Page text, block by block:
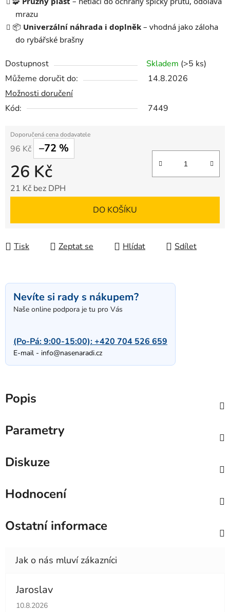
mrazu
📦 Univerzální náhrada i doplněk – vhodná jako záloha
do rybářské brašny
Dostupnost Skladem (>5 ks)
Můžeme doručit do:
14.8.2026
Možnosti doručení
Kód:
7449
96 Kč –72 %
26 Kč
21 Kč bez DPH
DO KOŠÍKU
Tisk Zeptat se Hlídat Sdílet
Nevíte si rady s nákupem?
Naše online podpora je tu pro Vás
(Po-Pá: 9:00-15:00):+420 704 526 659
E-mail - info@nasenaradi.cz
Popis
Parametry
Diskuze
Hodnocení
Ostatní informace
Jaroslav
Hodnocení obchodu je 5 z 5 hvězdiček.
10.8.2026